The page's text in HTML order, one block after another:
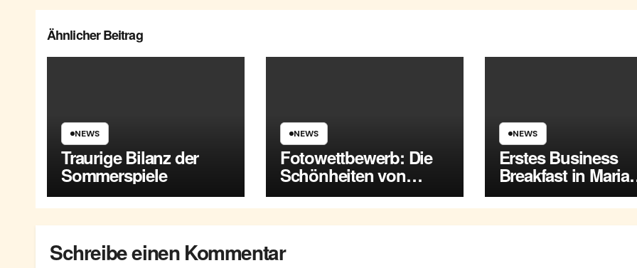
Ähnlicher Beitrag
NEWS
Traurige Bilanz der
Sommerspiele
NEWS
Fotowettbewerb: Die
Schönheiten von
Maria Enzersdorf
NEWS
Erstes Business
Breakfast in Maria
Enzersdorf
Schreibe einen Kommentar